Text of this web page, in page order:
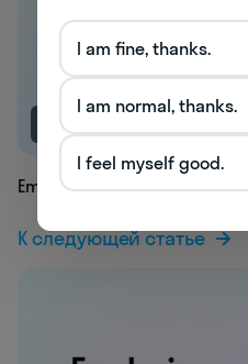
NEW
Embryonary
К следующей статье
I am fine, thanks.
I am normal, thanks.
I feel myself good.